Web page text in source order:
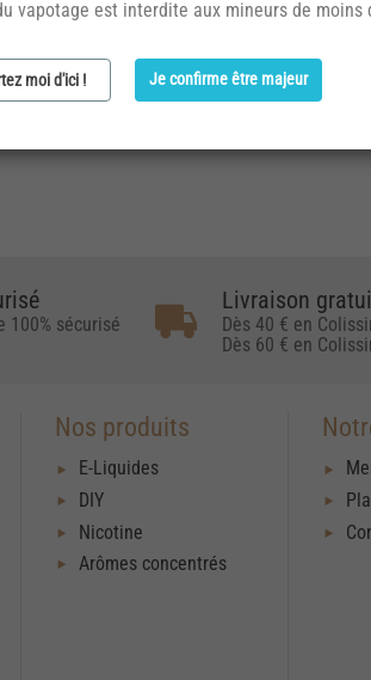
ML
100% sécurisé
Livraison
Dès 40 € en
Dès 60 € en
Nos produits
E-Liquides
DIY
Nicotine
Arômes concentrés
vapotage est interdite aux mineurs de moins
moi d'ici ! Je confirme être majeur